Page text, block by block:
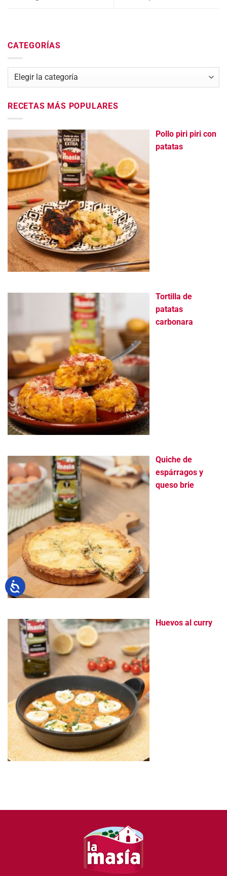
CATEGORÍAS
Categorías
RECETAS MÁS POPULARES
Pollo piri piri con
patatas
Tortilla de
patatas
carbonara
Quiche de
espárragos y
queso brie
Huevos al curry